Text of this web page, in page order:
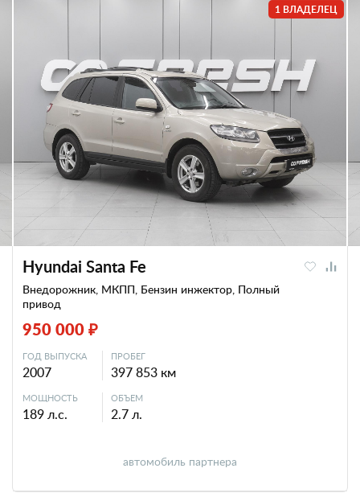
1 ВЛАДЕЛЕЦ
Hyundai Santa Fe
Внедорожник, МКПП, Бензин инжектор, Полный
привод
950 000 ₽
ГОД ВЫПУСКА
2007
ПРОБЕГ
397 853 км
МОЩНОСТЬ
189 л.с.
ОБЪЕМ
2.7 л.
автомобиль партнера